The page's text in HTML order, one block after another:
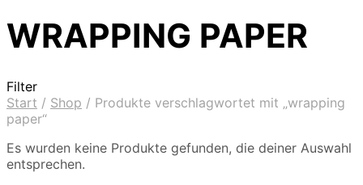
WRAPPING PAPER
Filter
Start / Shop / Produkte verschlagwortet mit „wrapping
paper“
Es wurden keine Produkte gefunden, die deiner Auswahl
entsprechen.